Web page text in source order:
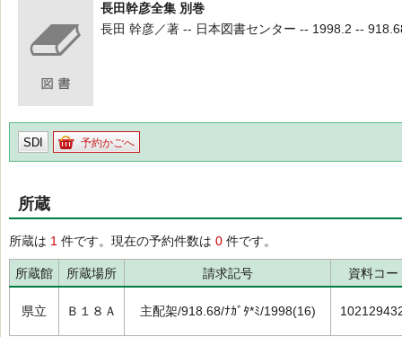
長田幹彦全集 別巻
長田 幹彦／著 -- 日本図書センター -- 1998.2 --
SDI 予約かごへ
所蔵
所蔵は 1 件です。現在の予約件数は 0 件です。
所蔵館 所蔵場所 請求記号 資料コー
県立 Ｂ１８Ａ 主配架/918.68/ﾅｶﾞﾀ*ﾐ/1998(16)